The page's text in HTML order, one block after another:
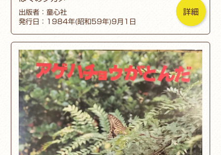
出版者：童心社
発行日：1984年(昭和59年)9月1日
詳細